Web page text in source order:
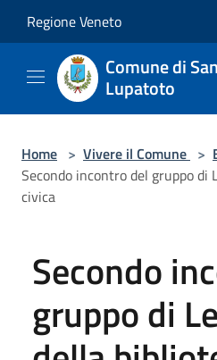
Regione Veneto
Comune di
Lupatoto
Home > Vivere il Comune >
Secondo incontro del gruppo
civica
Secondo
gruppo di